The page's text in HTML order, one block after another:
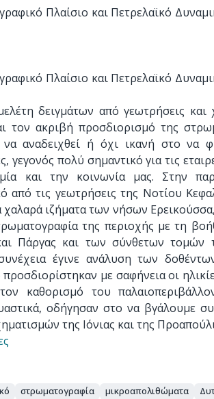
Πλαίσιο και Πετρελαϊκό
Πλαίσιο και Πετρελαϊκό
δειγμάτων από γεωτρήσεις και
τον ακριβή προσδιορισμό της
αναδειχθεί ή όχι ικανή στο να
γεγονός πολύ σημαντικό για τις
και την κοινωνία μας. Στην
από τις γεωτρήσεις της Νοτίου
χαλαρά ιζήματα των νήσων
της περιοχής με τη
Πάργας και των σύνθετων
έγινε ανάλυση των
με σαφήνεια οι
καθορισμό του
οδήγησαν στο να βγάλουμε
της Ιόνιας και της
στρωματογραφία μικροαπολιθώματα